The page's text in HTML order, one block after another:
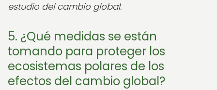
estudio del cambio global.
5. ¿Qué medidas se están
tomando para proteger los
ecosistemas polares de los
efectos del cambio global?